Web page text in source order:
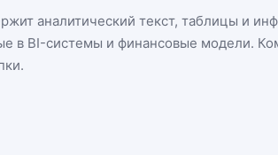
аналитический текст, таблицы и
в BI-системы и финансовые модели.